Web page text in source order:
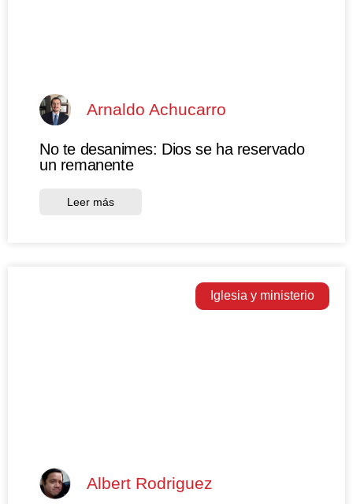
Arnaldo Achucarro
No te desanimes: Dios se ha reservado
un remanente
Leer más
Iglesia y ministerio
Albert Rodriguez